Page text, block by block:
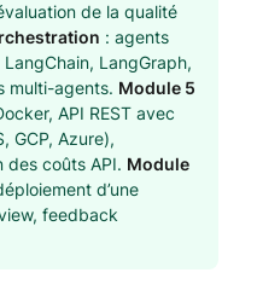
de la qualité
: agents
LangGraph,
multi-agents. Module 5
API REST avec
GCP, Azure),
des coûts API. Module
d’une
feedback